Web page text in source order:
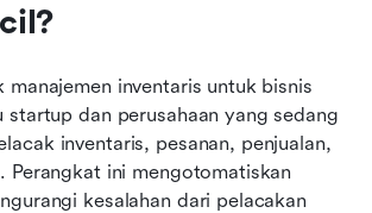
manajemen inventaris untuk bisnis
startup dan perusahaan yang sedang
inventaris, pesanan, penjualan,
Perangkat ini mengotomatiskan
kesalahan dari pelacakan